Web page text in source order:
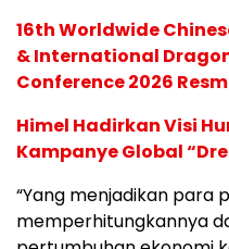
16th Worldwide
& International
Conference 2026
Himel Hadirkan Visi
Kampanye Global
“Yang menjadikan para
memperhitungkannya